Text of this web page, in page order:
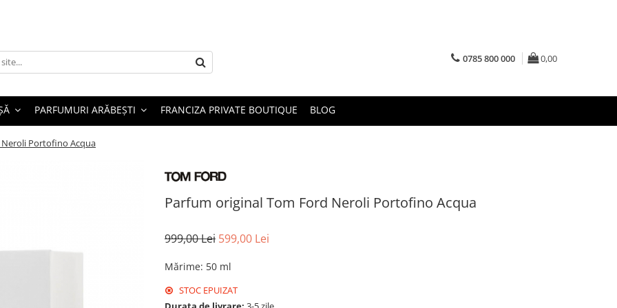
0785 800 000 0,00
PARFUMURI ARĂBEȘTI FRANCIZA PRIVATE BOUTIQUE BLOG
Portofino Acqua
Parfum original Tom Ford Neroli Portofino Acqua
999,00 Lei 599,00 Lei
Mărime: 50 ml
STOC EPUIZAT